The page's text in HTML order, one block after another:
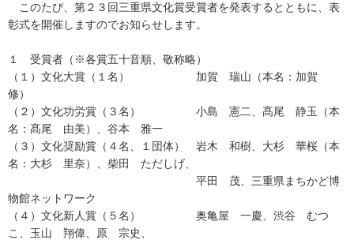
このたび、第２３回三重県文化賞受賞者を発表するとともに、表
彰式を開催しますのでお知らせします。
１ 受賞者（※各賞五十音順、敬称略）
（１）文化大賞（１名） 加賀 瑞山（本名：加賀
修）
（２）文化功労賞（３名） 小島 憲二、髙尾 静玉（本
名：髙尾 由美）、谷本 雅一
（３）文化奨励賞（４名、１団体） 岩木 和樹、大杉 華桜（本
名：大杉 里奈）、柴田 ただしげ、
平田 茂、三重県まちかど博
物館ネットワーク
（４）文化新人賞（５名） 奥亀屋 一慶、渋谷 むつ
こ、玉山 翔偉、原 宗史、